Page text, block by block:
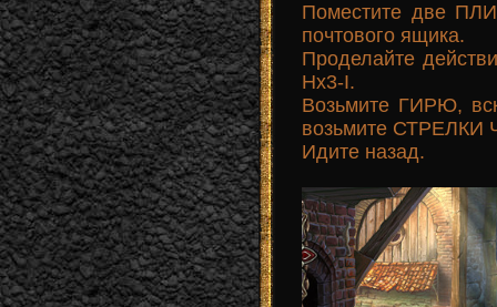
Поместите две
почтового ящика.
Проделайте
Hx3-I.
Возьмите ГИРЮ,
возьмите СТРЕЛКИ
Идите назад.